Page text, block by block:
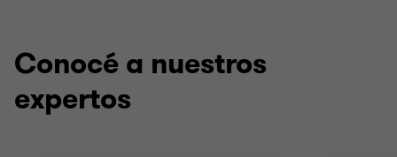
Conocé a nuestros
expertos